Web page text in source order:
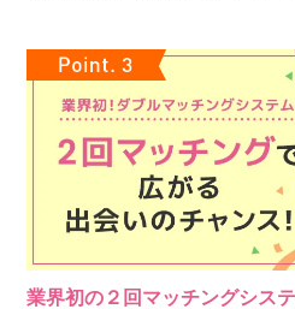
業界初の２回マッチングシス